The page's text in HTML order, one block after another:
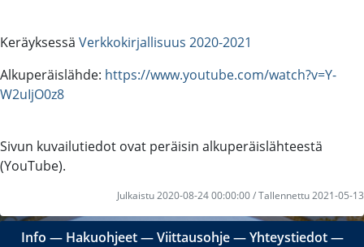
Keräyksessä Verkkokirjallisuus 2020-2021
Alkuperäislähde: https://www.youtube.com/watch?v=Y-
W2uIjO0z8
Sivun kuvailutiedot ovat peräisin alkuperäislähteestä
(YouTube).
Julkaistu 2020-08-24 00:00:00 / Tallennettu 2021-05-13
Info ― Hakuohjeet―Viittausohje―Yhteystiedot―